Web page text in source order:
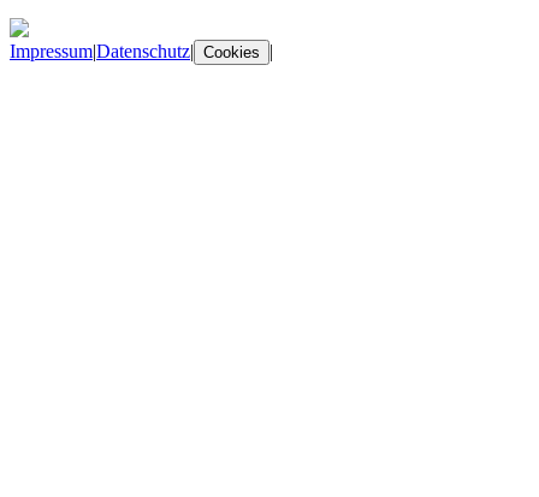
Impressum|Datenschutz| Cookies |